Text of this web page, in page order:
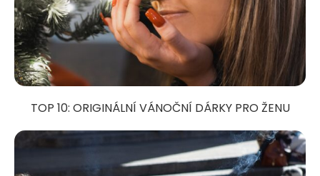
TOP 10: ORIGINÁLNÍ VÁNOČNÍ DÁRKY PRO ŽENU